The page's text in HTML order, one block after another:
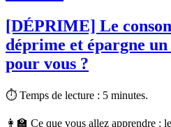
[DÉPRIME] Le
déprime et épargne
pour vous ?
⏱ Temps de lecture : 5 minutes.
👩‍🏫 Ce que vous allez apprendre :